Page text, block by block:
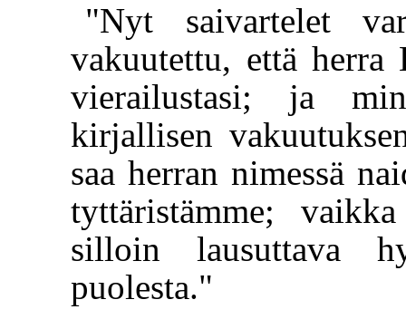
"Nyt saivartelet
vakuutettu, että
vierailustasi; ja
kirjallisen
saa herran nimessä
tyttäristämme;
silloin lausuttava
puolesta."